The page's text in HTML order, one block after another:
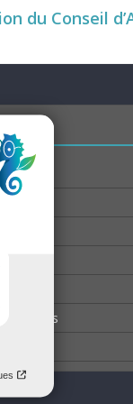
du Conseil